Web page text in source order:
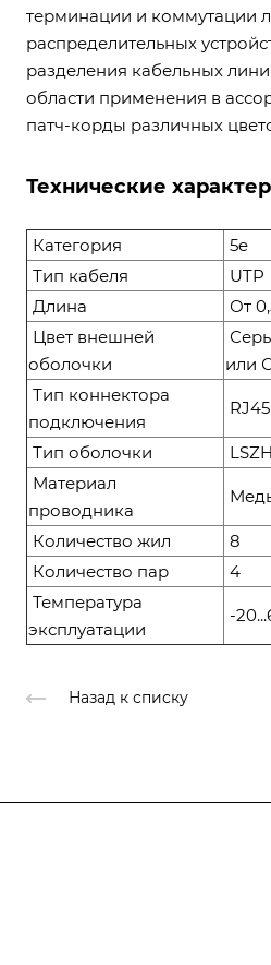
терминации и коммутации
распределительных
разделения кабельных
области применения в
патч-корды различных
Технические
Категория
5e
Тип кабеля
UTP
Длина
От
Цвет внешней
оболочки
или
Тип коннектора
подключения
Тип оболочки
LSZH
Материал
проводника
Количество жил
8
Количество пар
4
Температура
эксплуатации
-
Назад к списку